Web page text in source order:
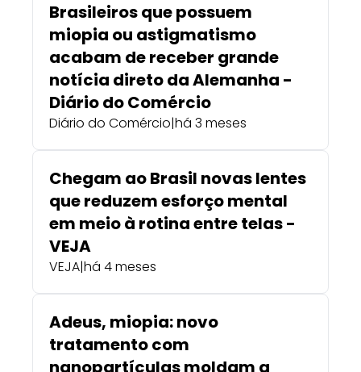
Brasileiros que possuem
miopia ou astigmatismo
acabam de receber grande
notícia direto da Alemanha -
Diário do Comércio
Diário do Comércio|há 3 meses
Chegam ao Brasil novas lentes
que reduzem esforço mental
em meio à rotina entre telas -
VEJA
VEJA|há 4 meses
Adeus, miopia: novo
tratamento com
nanopartículas moldam a